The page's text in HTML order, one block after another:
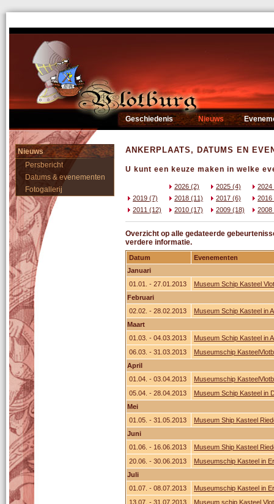
Geschiedenis Nieuws
Nieuws
Persbericht
Datums & evenementen
Fotogallerij
ANKERPLAATS, DATUMS EN
U kunt een keuze maken in welke
2026 (2) 2025 (4)
2024
2019 (7)
2018 (11) 2017 (6)
2016
2011 (12)
2010 (17) 2009 (18) 2008
Overzicht op alle gedateerde
verdere informatie.
Datum
Evenementen
Januari
01.01. - 27.01.2013
Museum Schip Kasteel
Februari
02.02. - 28.02.2013
Museum Schip Kasteel in
Maart
01.03. - 04.03.2013
Museum Schip Kasteel in
06.03. - 31.03.2013
Museumschip
April
01.04. - 03.04.2013
Museumschip
05.04. - 28.04.2013
Museum Schip Kasteel in
Mei
01.05. - 31.05.2013
Museum Ship Kasteel
Juni
01.06. - 16.06.2013
Museum Ship Kasteel
20.06. - 30.06.2013
Museumschip Kasteel in
Juli
01.07. - 08.07.2013
Museumschip Kasteel in
13.07. - 31.07.2013
Museum schip Kasteel